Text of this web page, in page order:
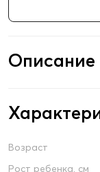
Описание
Возраст
Рост ребенка, см